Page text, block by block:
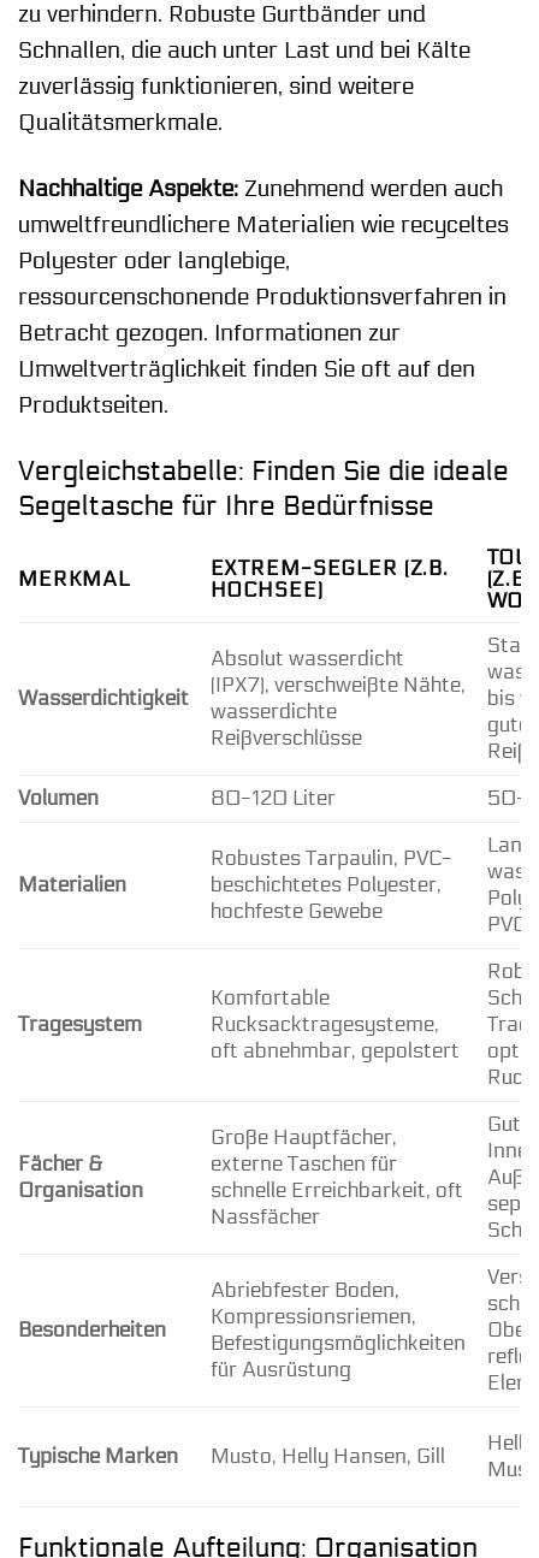
zu verhindern. Robuste Gurtbänder und
Schnallen, die auch unter Last und bei Kälte
zuverlässig funktionieren, sind weitere
Qualitätsmerkmale.
Nachhaltige Aspekte: Zunehmend werden auch
umweltfreundlichere Materialien wie recyceltes
Polyester oder langlebige,
ressourcenschonende Produktionsverfahren in
Betracht gezogen. Informationen zur
Umweltverträglichkeit finden Sie oft auf den
Produktseiten.
Vergleichstabelle: Finden Sie die ideale
Segeltasche für Ihre Bedürfnisse
MERKMAL
EXTREM-SEGLER (Z.B.
HOCHSEE)
(Z.B.
Wasserdichtigkeit
Absolut wasserdicht
(IPX7), verschweißte Nähte,
wasserdichte
Reißverschlüsse
Stark
bis
gute
Volumen
80-120 Liter 50-
Materialien
Robustes Tarpaulin, PVC-
beschichtetes Polyester,
hochfeste Gewebe
PVC
Tragesystem
Komfortable
Rucksacktragesysteme,
oft abnehmbar, gepolstert
Fächer &
Organisation
Große Hauptfächer,
externe Taschen für
schnelle Erreichbarkeit, oft
Nassfächer
Gut
Besonderheiten
Abriebfester Boden,
Kompressionsriemen,
Befestigungsmöglichkeiten
für Ausrüstung
Typische Marken Musto, Helly Hansen, Gill
Helly
Funktionale Aufteilung: Organisation